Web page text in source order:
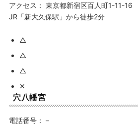
アクセス： 東京都新宿区百人町1-11-16
JR「新大久保駅」から徒歩2分
△
△
△
✕
穴八幡宮
電話番号： –